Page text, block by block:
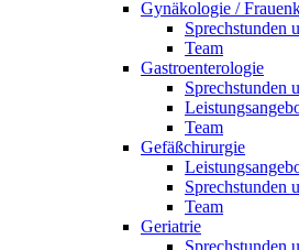
Gynäkologie /
Sprechstunden
Team
Gastroenterologie
Sprechstunden
Team
Gefäßchirurgie
Sprechstunden
Team
Geriatrie